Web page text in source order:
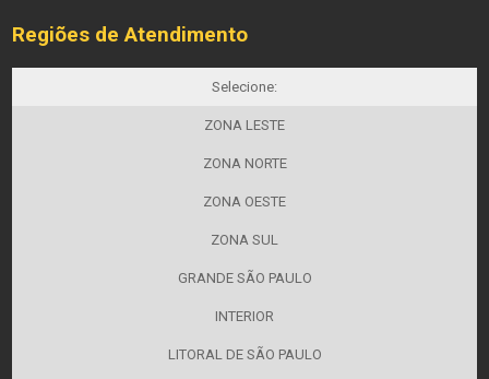
Regiões de Atendimento
Selecione:
ZONA LESTE
ZONA NORTE
ZONA OESTE
ZONA SUL
GRANDE SÃO PAULO
INTERIOR
LITORAL DE SÃO PAULO